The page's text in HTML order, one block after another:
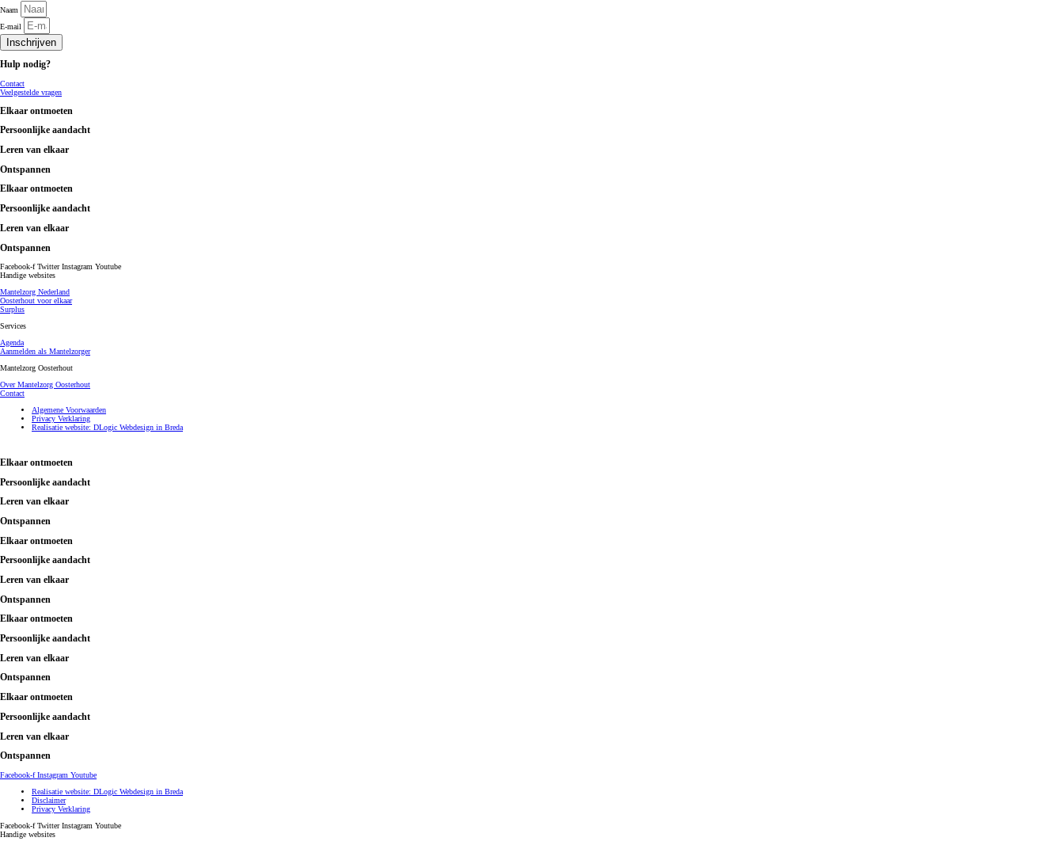
Naam
E-mail
Inschrijven
Hulp nodig?
Contact
Veelgestelde vragen
Elkaar ontmoeten
Persoonlijke aandacht
Leren van elkaar
Ontspannen
Elkaar ontmoeten
Persoonlijke aandacht
Leren van elkaar
Ontspannen
Facebook-f Twitter Instagram Youtube
Handige websites
Mantelzorg Nederland
Oosterhout voor elkaar
Surplus
Services
Agenda
Aanmelden als Mantelzorger
Mantelzorg Oosterhout
Over Mantelzorg Oosterhout
Contact
Algemene Voorwaarden
Privacy Verklaring
Realisatie website: DLogic Webdesign in Breda
Elkaar ontmoeten
Persoonlijke aandacht
Leren van elkaar
Ontspannen
Elkaar ontmoeten
Persoonlijke aandacht
Leren van elkaar
Ontspannen
Elkaar ontmoeten
Persoonlijke aandacht
Leren van elkaar
Ontspannen
Elkaar ontmoeten
Persoonlijke aandacht
Leren van elkaar
Ontspannen
Facebook-f Instagram Youtube
Realisatie website: DLogic Webdesign in Breda
Disclaimer
Privacy Verklaring
Facebook-f Twitter Instagram Youtube
Handige websites